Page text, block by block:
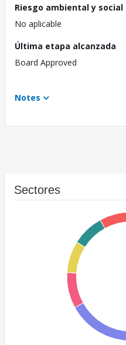
Riesgo ambiental y social
No aplicable
Última etapa alcanzada
Board Approved
Notes
Sectores